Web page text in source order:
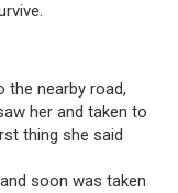
the nearby road,
her and taken to
thing she said
soon was taken